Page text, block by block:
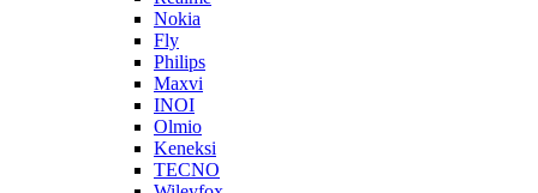
Nokia
Fly
Philips
Maxvi
INOI
Olmio
Keneksi
TECNO